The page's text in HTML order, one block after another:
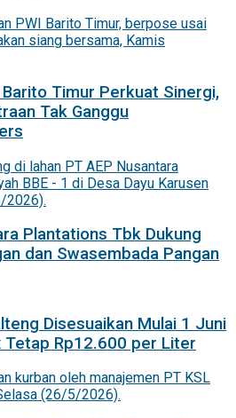
Barito Timur Perkuat Sinergi,
Tak Ganggu
Plantations Tbk Dukung
dan Swasembada Pangan
Disesuaikan Mulai 1 Juni
Tetap Rp12.600 per Liter